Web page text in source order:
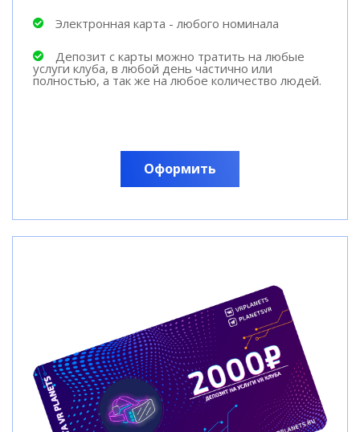
Электронная карта - любого номинала
Депозит с карты можно тратить на любые
услуги клуба, в любой день частично или
полностью, а так же на любое количество людей.
Оформить